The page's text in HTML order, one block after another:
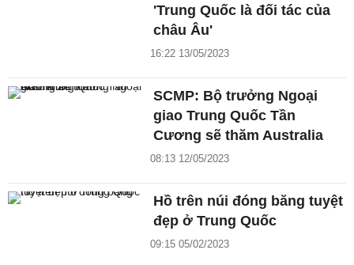
'Trung Quốc là đối tác của
châu Âu'
16:22 13/05/2023
SCMP: Bộ trưởng Ngoại
giao Trung Quốc Tần
Cương sẽ thăm Australia
08:13 12/05/2023
Hồ trên núi đóng băng tuyệt
đẹp ở Trung Quốc
09:15 05/02/2023